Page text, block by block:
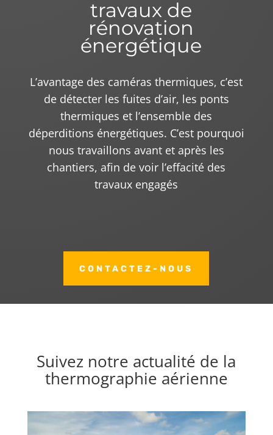
travaux de
rénovation
énergétique
L’avantage des caméras thermiques, c’est
de détecter les fuites d’air, les ponts
thermiques et l’ensemble des
déperditions énergétiques. C’est pourquoi
nous travaillons avant et après les
chantiers, afin de voir l’effacité des
travaux engagés
CONTACTEZ-NOUS
Suivez notre actualité de la
thermographie aérienne